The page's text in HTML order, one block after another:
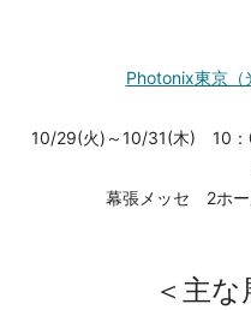
Photonix東京（
10/29(火)～10/31(木) 10：
幕張メッセ 2
＜主な